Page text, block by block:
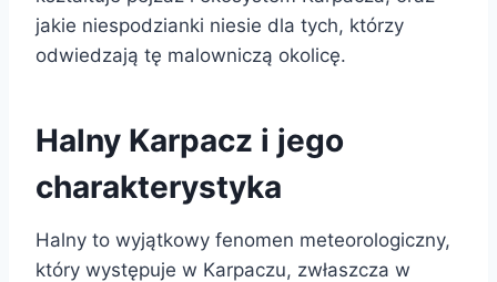
jakie niespodzianki niesie dla tych, którzy
odwiedzają tę malowniczą okolicę.
Halny Karpacz i jego
charakterystyka
Halny to wyjątkowy fenomen meteorologiczny,
który występuje w Karpaczu, zwłaszcza w